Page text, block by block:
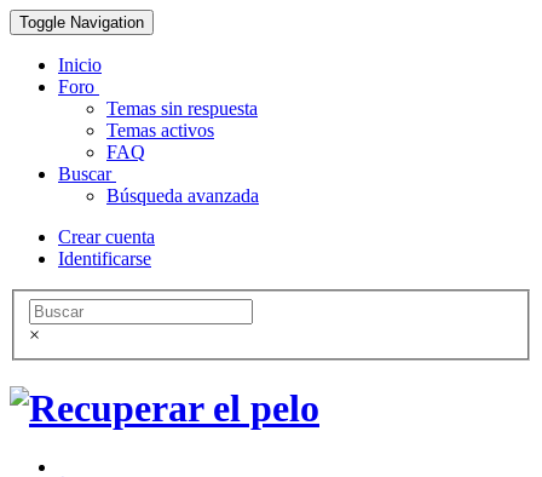
Toggle Navigation
Inicio
Foro
Temas sin respuesta
Temas activos
FAQ
Buscar
Búsqueda avanzada
Crear cuenta
Identificarse
×